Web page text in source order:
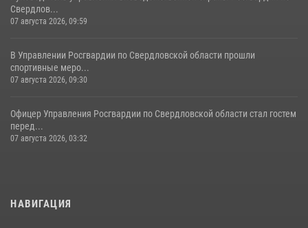
Свердлов...
07 августа 2026, 09:59
В Управлении Росгвардии по Свердловской области прошли
спортивные меро...
07 августа 2026, 09:30
Офицер Управления Росгвардии по Свердловской области стал гостем
перед...
07 августа 2026, 03:32
НАВИГАЦИЯ